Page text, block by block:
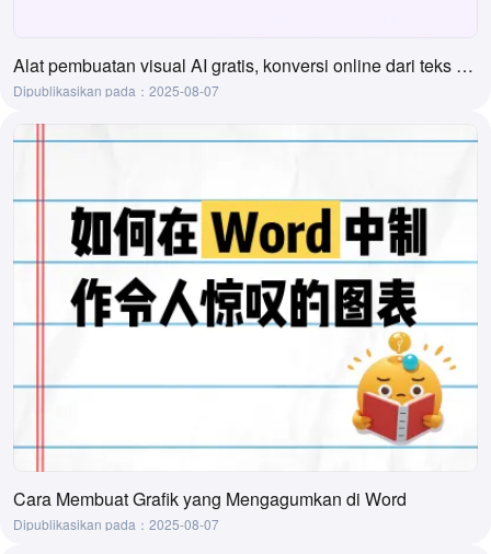
Alat pembuatan visual AI gratis, konversi online dari teks ke visual
Dipublikasikan pada：2025-08-07
Cara Membuat Grafik yang Mengagumkan di Word
Dipublikasikan pada：2025-08-07